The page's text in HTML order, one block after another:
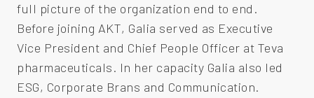
full picture of the organization end to end.
Before joining AKT, Galia served as Executive
Vice President and Chief People Officer at Teva
pharmaceuticals. In her capacity Galia also led
ESG, Corporate Brans and Communication.